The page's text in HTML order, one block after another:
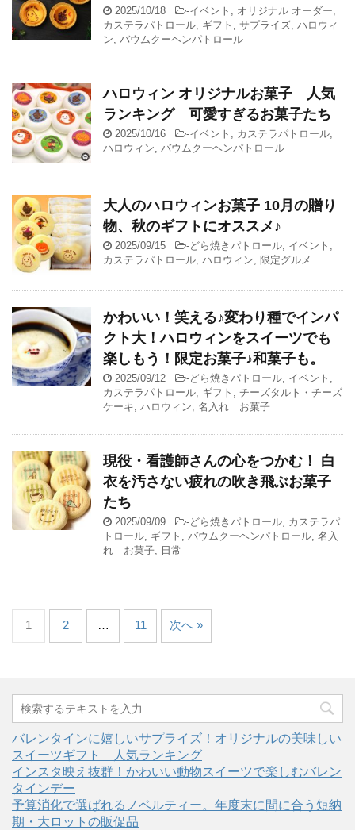
2025/10/18 -イベント オリジナル オーダー
カステラパトロール ギフト サプライズ ハロウィ
ン
バウムクーヘンパトロール
ハロウィン オリジナルお菓子 人気
ランキング 可愛すぎるお菓子たち
2025/10/16 -イベント カステラパトロール
ハロウィン
バウムクーヘンパトロール
大人のハロウィンお菓子 10月の贈り
物、秋のギフトにオススメ♪
2025/09/15 -どら焼きパトロール イベント
カステラパトロール ハロウィン 限定グルメ
かわいい！笑える♪変わり種でインパ
クト大！ハロウィンをスイーツでも
楽しもう！限定お菓子♪和菓子も。
2025/09/12 -どら焼きパトロール イベント
カステラパトロール ギフト
チーズタルト・チーズ
ケーキ ハロウィン 名入れ お菓子
現役・看護師さんの心をつかむ！ 白
衣を汚さない疲れの吹き飛ぶお菓子
たち
2025/09/09 -どら焼きパトロール
カステラパ
トロール ギフト バウムクーヘンパトロール 名入
れ お菓子
日常
1 2 … 11 次へ »
バレンタインに嬉しいサプライズ！オリジナルの美味しい
スイーツギフト 人気ランキング
インスタ映え抜群！かわいい動物スイーツで楽しむバレン
タインデー
予算消化で選ばれるノベルティー。年度末に間に合う短納
期・大ロットの販促品